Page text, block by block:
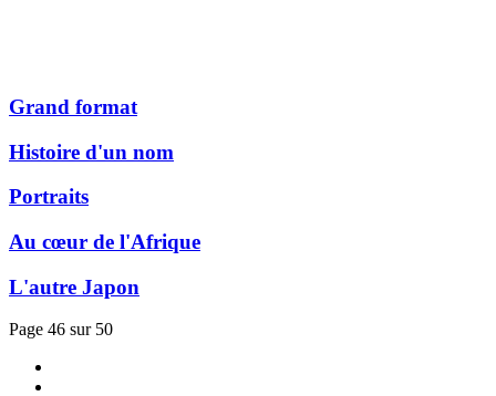
Grand format
Histoire d'un nom
Portraits
Au cœur de l'Afrique
L'autre Japon
Page 46 sur 50